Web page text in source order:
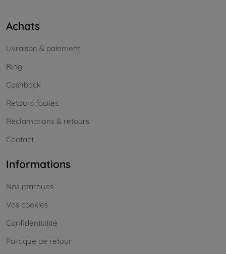
Achats
Livraison & paiement
Blog
Cashback
Retours faciles
Réclamations & retours
Contact
Informations
Nos marques
Vos cookies
Confidentialité
Politique de retour